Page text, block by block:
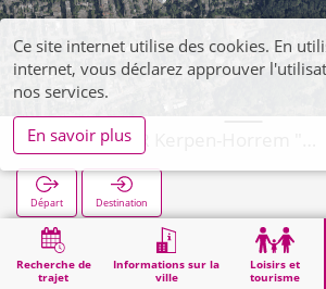
Recherche de
trajet
Informations sur la
ville
Loisirs et
tourisme
Départ Destination
Démarrage Kerpen, P+R Kerpen-Horrem
Ce site internet utilise des cookies. En
internet, vous déclarez approuver
nos services.
En savoir plus